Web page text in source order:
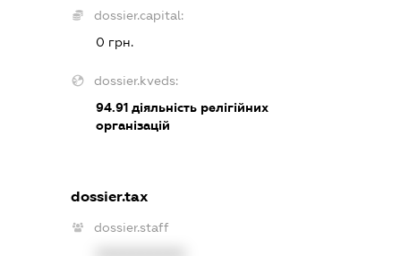
dossier.capital:
0 грн.
dossier.kveds:
94.91 діяльність релігійних
організацій
dossier.tax
dossier.staff